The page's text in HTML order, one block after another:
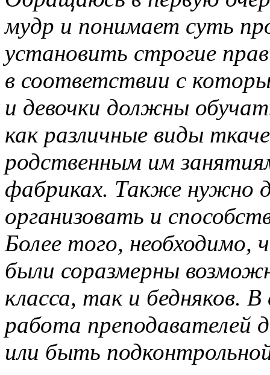
мудр и понимает суть
установить строгие
в соответствии с
и девочки должны
как различные виды
родственным им
фабриках. Также нужно
организовать и
Более того, необходимо,
были соразмерны
класса, так и бедняков.
работа преподавателей
или быть